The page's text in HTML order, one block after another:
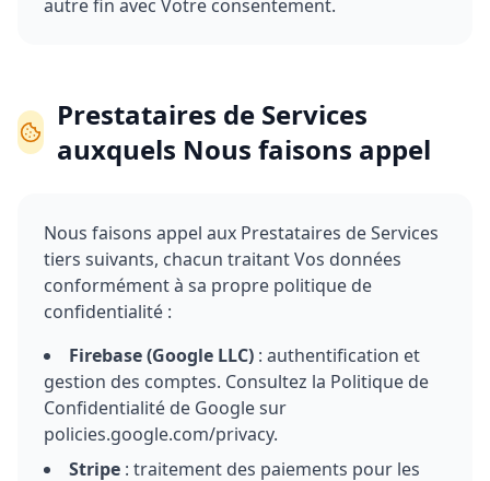
autre fin avec Votre consentement.
Prestataires de Services
auxquels Nous faisons appel
Nous faisons appel aux Prestataires de Services
tiers suivants, chacun traitant Vos données
conformément à sa propre politique de
confidentialité :
Firebase (Google LLC) : authentification et
gestion des comptes. Consultez la Politique de
Confidentialité de Google sur
policies.google.com/privacy.
Stripe : traitement des paiements pour les